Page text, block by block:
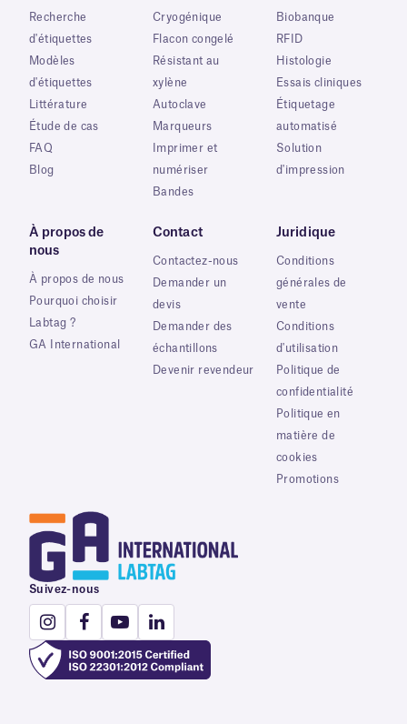
Recherche
d'étiquettes
Modèles
d'étiquettes
Littérature
Étude de cas
FAQ
Blog
Cryogénique
Flacon congelé
Résistant au
xylène
Autoclave
Marqueurs
Imprimer et
numériser
Bandes
Biobanque
RFID
Histologie
Essais cliniques
Étiquetage
automatisé
Solution
d'impression
À propos de
nous
À propos de nous
Pourquoi choisir
Labtag ?
GA International
Contact
Contactez-nous
Demander un
devis
Demander des
échantillons
Devenir revendeur
Juridique
Conditions
générales de
vente
Conditions
d'utilisation
Politique de
confidentialité
Politique en
matière de
cookies
Promotions
Suivez-nous